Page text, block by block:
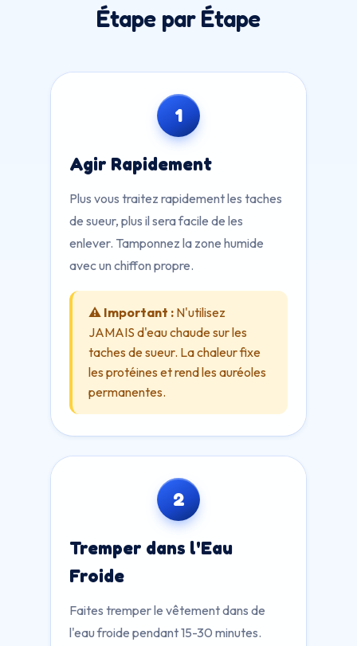
Étape par Étape
1
Agir Rapidement
Plus vous traitez rapidement les taches
de sueur, plus il sera facile de les
enlever. Tamponnez la zone humide
avec un chiffon propre.
⚠️ Important : N'utilisez
JAMAIS d'eau chaude sur les
taches de sueur. La chaleur fixe
les protéines et rend les auréoles
permanentes.
2
Tremper dans l'Eau
Froide
Faites tremper le vêtement dans de
l'eau froide pendant 15-30 minutes.